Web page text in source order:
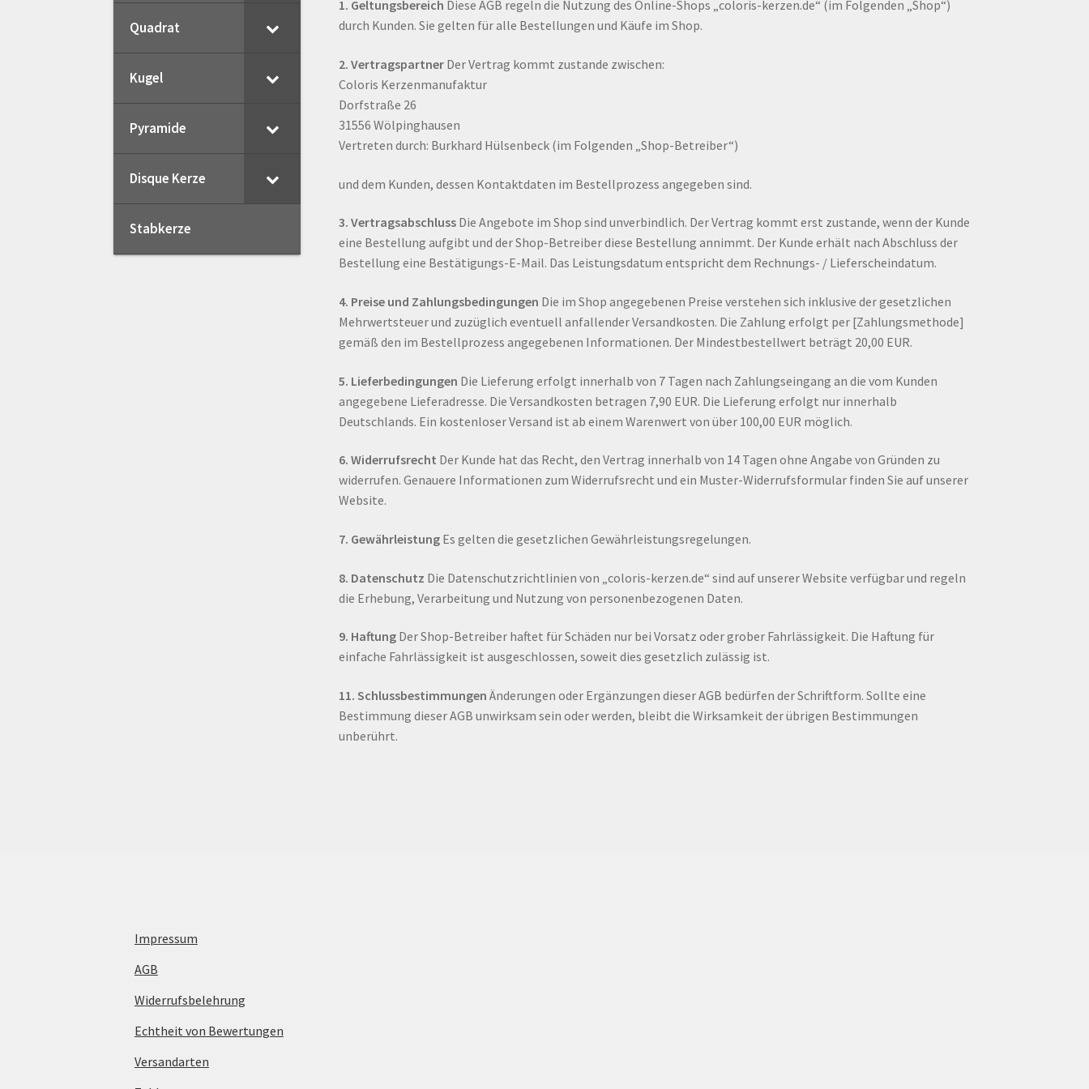
My Account Registration ShopVersandartenWarenkorbWerkstattverkauf
Zahlungsarten
1. Geltungsbereich Diese AGB regeln die Nutzung des Online-Shops „coloris-kerzen.de“ (im Folgenden „Shop“)
durch Kunden. Sie gelten für alle Bestellungen und Käufe im Shop.
2. VertragspartnerDer Vertrag kommt zustande zwischen:
Coloris Kerzenmanufaktur
Dorfstraße 26
31556 Wölpinghausen
Vertreten durch: Burkhard Hülsenbeck (im Folgenden „Shop-Betreiber“)
und dem Kunden, dessen Kontaktdaten im Bestellprozess angegeben sind.
3. VertragsabschlussDie Angebote im Shop sind unverbindlich. Der Vertrag kommt erst zustande, wenn der Kunde
eine Bestellung aufgibt und der Shop-Betreiber diese Bestellung annimmt. Der Kunde erhält nach Abschluss der
Bestellung eine Bestätigungs-E-Mail. Das Leistungsdatum entspricht dem Rechnungs- / Lieferscheindatum.
4. Preise und Zahlungsbedingungen Die im Shop angegebenen Preise verstehen sich inklusive der gesetzlichen
Mehrwertsteuer und zuzüglich eventuell anfallender Versandkosten. Die Zahlung erfolgt per [Zahlungsmethode]
gemäß den im Bestellprozess angegebenen Informationen. Der Mindestbestellwert beträgt 20,00 EUR.
5. Lieferbedingungen Die Lieferung erfolgt innerhalb von 7 Tagen nach Zahlungseingang an die vom Kunden
angegebene Lieferadresse. Die Versandkosten betragen 7,90 EUR. Die Lieferung erfolgt nur innerhalb
Deutschlands. Ein kostenloser Versand ist ab einem Warenwert von über 100,00 EUR möglich.
6. Widerrufsrecht Der Kunde hat das Recht, den Vertrag innerhalb von 14 Tagen ohne Angabe von Gründen zu
widerrufen. Genauere Informationen zum Widerrufsrecht und ein Muster-Widerrufsformular finden Sie auf unserer
Website.
7. GewährleistungEs gelten die gesetzlichen Gewährleistungsregelungen.
8. Datenschutz Die Datenschutzrichtlinien von „coloris-kerzen.de“ sind auf unserer Website verfügbar und regeln
die Erhebung, Verarbeitung und Nutzung von personenbezogenen Daten.
9. HaftungDer Shop-Betreiber haftet für Schäden nur bei Vorsatz oder grober Fahrlässigkeit. Die Haftung für
einfache Fahrlässigkeit ist ausgeschlossen, soweit dies gesetzlich zulässig ist.
11. Schlussbestimmungen Änderungen oder Ergänzungen dieser AGB bedürfen der Schriftform. Sollte eine
Bestimmung dieser AGB unwirksam sein oder werden, bleibt die Wirksamkeit der übrigen Bestimmungen
unberührt.
Quadrat
Kugel
Pyramide
Disque Kerze
Stabkerze
Impressum
AGB
Widerrufsbelehrung
Echtheit von Bewertungen
Versandarten